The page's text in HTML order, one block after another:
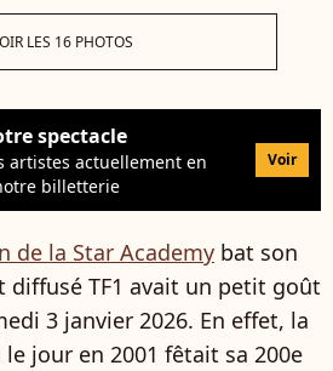
LES 16 PHOTOS
spectacle
artistes actuellement en
billetterie
Voir
de la Star Academy bat son
diffusé TF1 avait un petit goût
3 janvier 2026. En effet, la
jour en 2001 fêtait sa 200e